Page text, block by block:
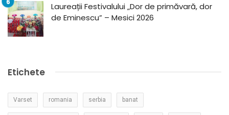
Laureații Festivalului „Dor de primăvară, dor
de Eminescu” – Mesici 2026
Etichete
Varset romania serbia banat